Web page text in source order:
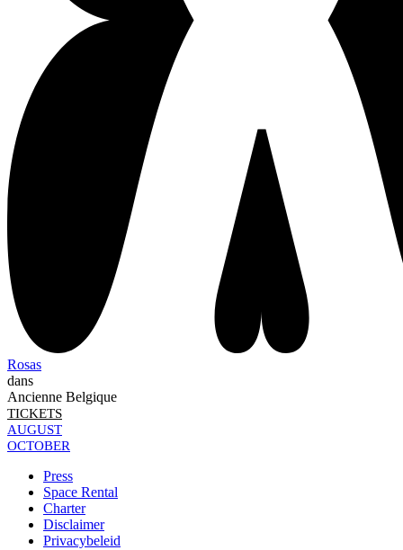
Rosas
dans
Ancienne Belgique
TICKETS
AUGUST
OCTOBER
Footer
Press
Space Rental
Charter
Disclaimer
Privacybeleid